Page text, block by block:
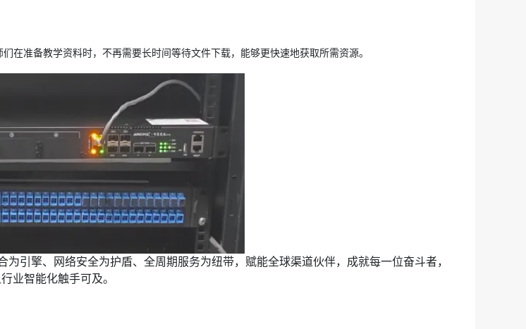
准备教学资料时，不再需要长时间等待文件下载，能够更快速地获取所需资源。